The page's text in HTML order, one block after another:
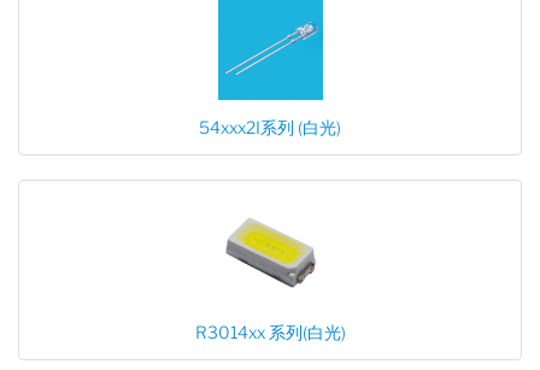
54xxx2I系列 (白光)
R3014xx 系列(白光)